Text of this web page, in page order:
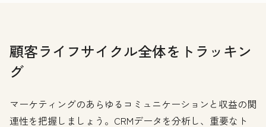
顧客ライフサイクル全体をトラッキン
グ
マーケティングのあらゆるコミュニケーションと収益の関
連性を把握しましょう。CRMデータを分析し、重要なト